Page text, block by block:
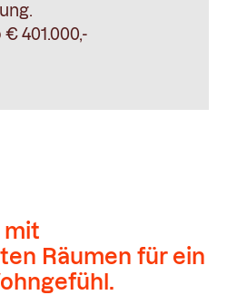
401.000,-
mit
Räumen für ein